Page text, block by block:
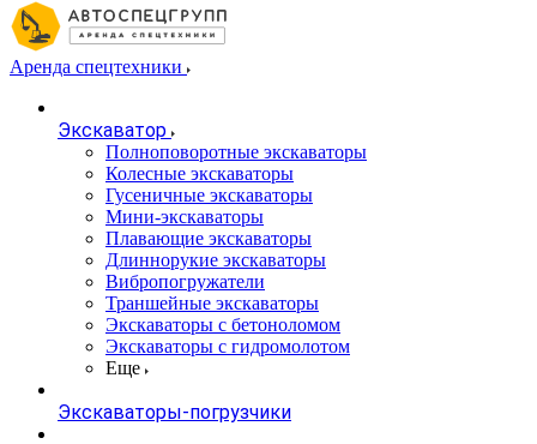
Аренда спецтехники
Экскаватор
Полноповоротные экскаваторы
Колесные экскаваторы
Гусеничные экскаваторы
Мини-экскаваторы
Плавающие экскаваторы
Длиннорукие экскаваторы
Вибропогружатели
Траншейные экскаваторы
Экскаваторы с бетоноломом
Экскаваторы с гидромолотом
Еще
Экскаваторы-погрузчики